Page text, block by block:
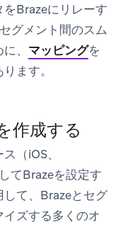
Brazeにリレーす
グメント間のスム
、 マッピングを
ます。
作成する
（iOS、
in new tab)
てBrazeを設定す
て、Brazeとセグ
ズする多くのオ